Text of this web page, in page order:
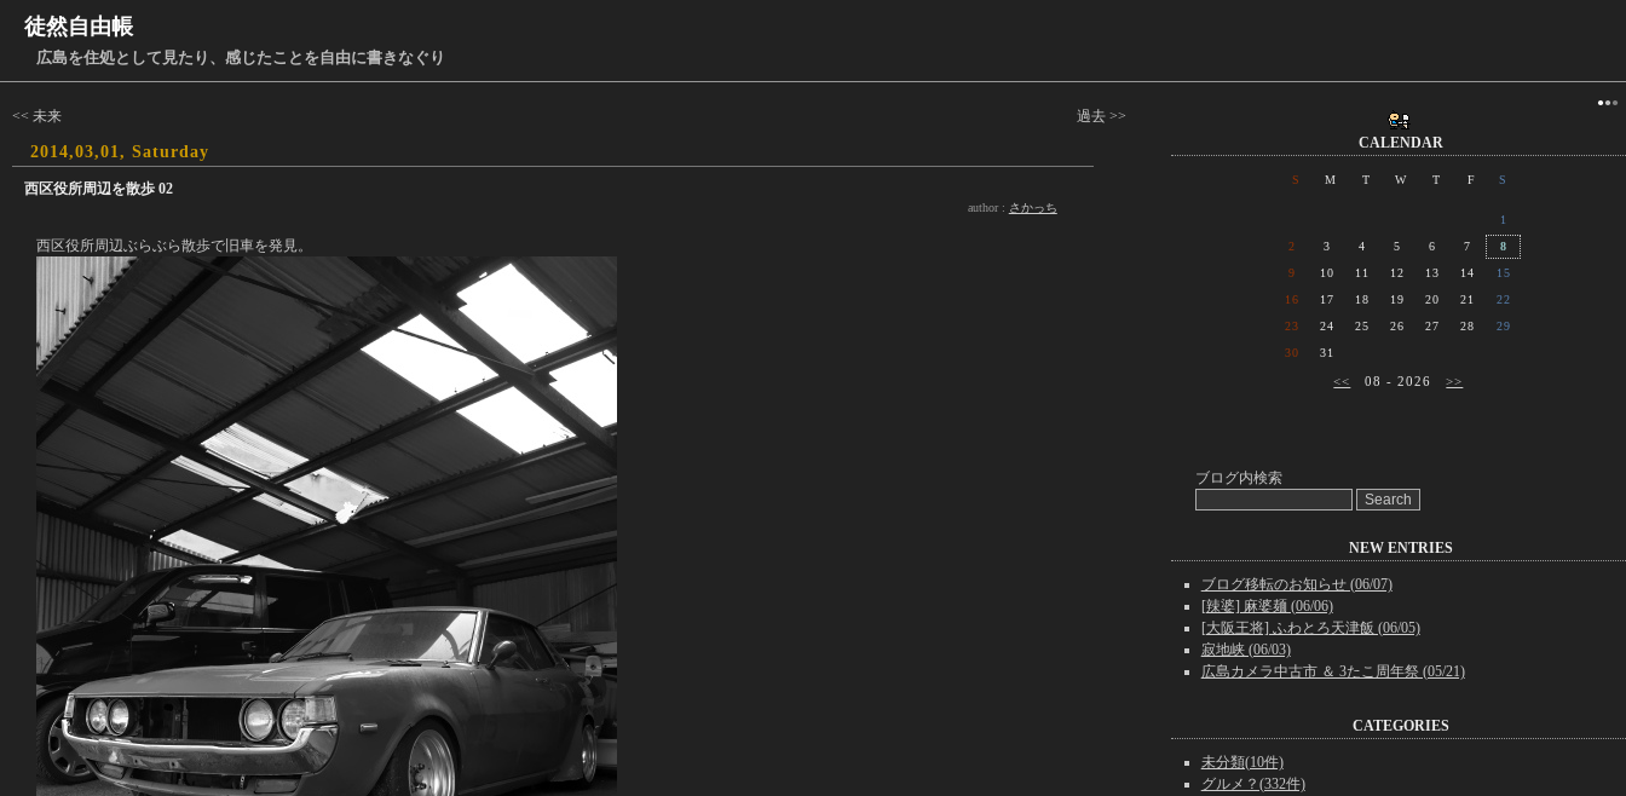
徒然自由帳
広島を住処として見たり、感じたことを自由に書きなぐり
<< 未来 過去 >>
2014,03,01, Saturday
西区役所周辺を散歩 02
author : さかっち
西区役所周辺ぶらぶら散歩で旧車を発見。
●●●
CALENDAR
S M T W T F S
1
2
3 4 5 6 7
8
9
10 11 12 13 14
15
16
17 18 19 20 21
22
23
24 25 26 27 28
29
30
31
<< 08 - 2026>>
ブログ内検索
NEW ENTRIES
ブログ移転のお知らせ (06/07)
[辣婆] 麻婆麺 (06/06)
[大阪王将] ふわとろ天津飯 (06/05)
寂地峡 (06/03)
広島カメラ中古市 ＆ 3たこ周年祭 (05/21)
CATEGORIES
未分類(10件)
グルメ？(332件)